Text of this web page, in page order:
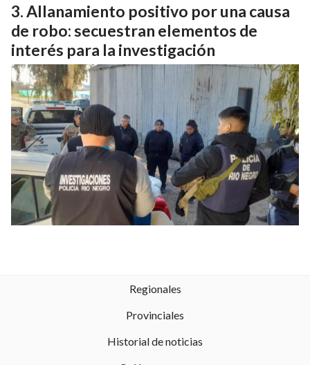
Allanamiento positivo por una causa
de robo: secuestran elementos de
interés para la investigación
Regionales
Provinciales
Historial de noticias